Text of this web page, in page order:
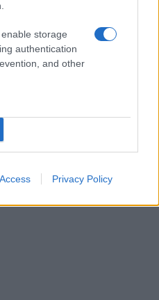
storage
authentication
and other
Privacy Policy